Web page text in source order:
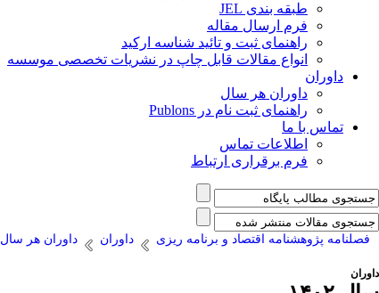
طبقه بندی JEL
فرم ارسال مقاله
راهنمای ثبت و تائید شناسه ارکید
انواع مقالات قابل چاپ در نشریات تخصصی موسسه
داوران
داوران هر سال
راهنمای ثبت نام در Publons
تماس با ما
اطلاعات تماس
فرم برقراری ارتباط
فصلنامه پژوهشنامه اقتصاد و برنامه ریزی داوران داوران هر سال
داوران